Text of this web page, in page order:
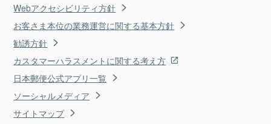
Webアクセシビリティ方針
お客さま本位の業務運営に関する基本方針
勧誘方針
カスタマーハラスメントに関する考え方
日本郵便公式アプリ一覧
ソーシャルメディア
サイトマップ